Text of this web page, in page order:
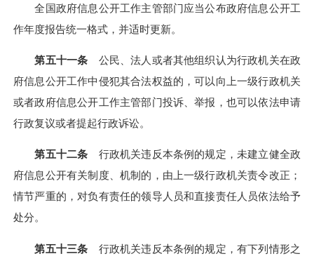
全国政府信息公开工作主管部门应当公布政府信息公开工
作年度报告统一格式，并适时更新。
第五十一条 公民、法人或者其他组织认为行政机关在政
府信息公开工作中侵犯其合法权益的，可以向上一级行政机关
或者政府信息公开工作主管部门投诉、举报，也可以依法申请
行政复议或者提起行政诉讼。
第五十二条 行政机关违反本条例的规定，未建立健全政
府信息公开有关制度、机制的，由上一级行政机关责令改正；
情节严重的，对负有责任的领导人员和直接责任人员依法给予
处分。
第五十三条 行政机关违反本条例的规定，有下列情形之